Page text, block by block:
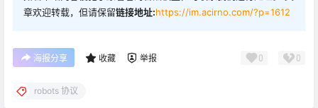
章欢迎转载，但请保留链接地址:https://im.acirno.com/?p=1612
海报分享 收藏 举报 0 0
robots 协议